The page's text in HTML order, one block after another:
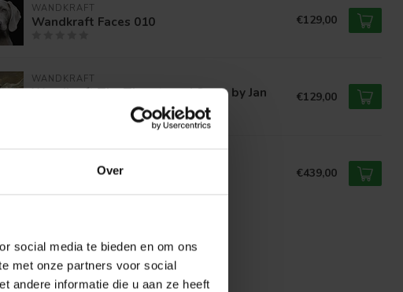
Over
social media te bieden en om ons
met onze partners voor social
andere informatie die u aan ze heeft
WANDKRAFT
Wandkraft Faces 010 €129,00
WANDKRAFT
Wandkraft The Threatened Swan by Jan €129,00
Wandkraft Fashionista 005 €439,00